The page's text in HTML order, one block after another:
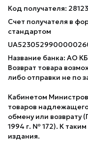
Код получателя:
Счет получателя в
стандартом
Название банка: АО
Возврат товара
либо отправки не по
Кабинетом
товаров
обмену или возврату
1994 г. № 172). К
издания.